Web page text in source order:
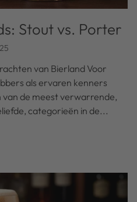
Stout vs. Porter
van Bierland Voor
als ervaren kenners
de meest verwarrende,
categorieën in de...